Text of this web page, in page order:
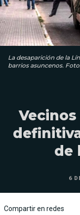
La desaparición de la
barrios asuncenos.
de
6
Compartir en redes